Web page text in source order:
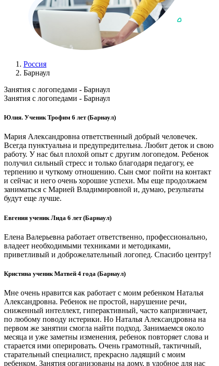
Россия
Барнаул
Занятия с логопедами - Барнаул
Занятия с логопедами - Барнаул
Юлия. Ученик Трофим 6 лет (Барнаул)
Мария Александровна ответственный добрый человечек.
Всегда пунктуальна и предупредительна. Любит деток и свою
работу. У нас был плохой опыт с другим логопедом. Ребенок
получил сильный стресс и только благодаря педагогу, ее
терпению и чуткому отношению. Сын смог пойти на контакт
и сейчас и него очень хорошие успехи. Мы еще продолжаем
заниматься с Марией Владимировной и, думаю, результаты
будут еще лучше.
Евгения ученик Лида 6 лет (Барнаул)
Елена Валерьевна работает ответственно, профессионально,
владеет необходимыми техниками и методиками,
приветливый и доброжелательный логопед. Спасибо центру!
Кристина ученик Матвей 4 года (Барнаул)
Мне очень нравится как работает с моим ребенком Наталья
Александровна. Ребенок не простой, нарушение речи,
сниженный интеллект, гиперактивный, часто капризничает,
по любому поводу истерики. Но Наталья Александровна на
первом же занятии смогла найти подход. Занимаемся около
месяца и уже заметны изменения, ребенок повторяет слова и
старается ими оперировать. Очень грамотный, тактичный,
старательный специалист, прекрасно ладящий с моим
ребенком. Занятия организованы на дому, в удобное для нас